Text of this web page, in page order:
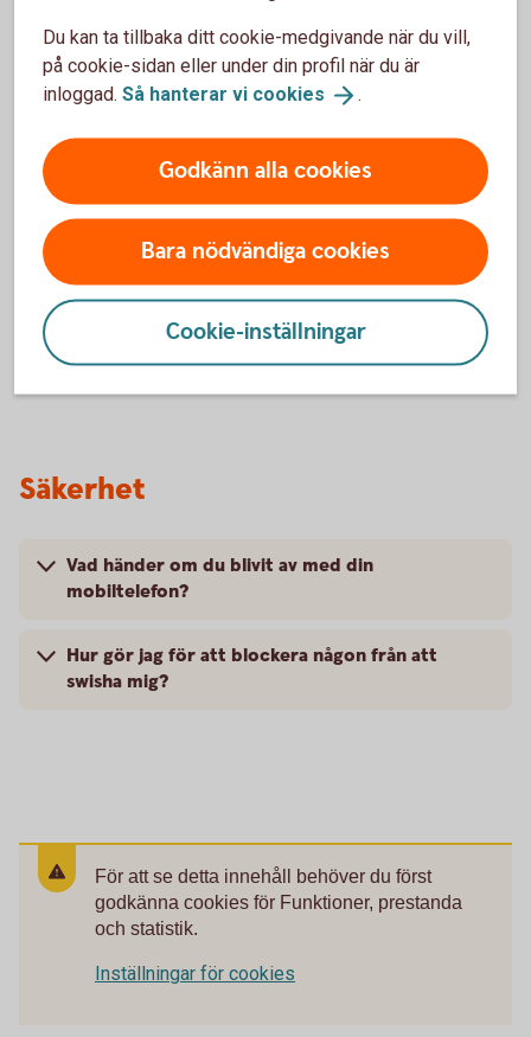
Ny mobil och byte av
mobilnummer
mobil?
Vad händer om jag byter mobilnummer?
Hur gör jag om jag vill avsluta Swish?
Säkerhet
Vad händer om du blivit av med din
mobiltelefon?
Hur gör jag för att blockera någon från att
swisha mig?
För att se detta innehåll behöver du först
godkänna cookies för Funktioner, prestanda
och statistik.
Inställningar för cookies
Du kan ta tillbaka ditt cookie-medgivande när du vill,
på cookie-sidan eller under din profil när du är
inloggad. Så hanterar vi cookies .
Godkänn alla cookies
Bara nödvändiga cookies
Cookie-inställningar